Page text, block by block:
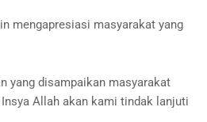
mengapresiasi masyarakat yang
yang disampaikan masyarakat
Allah akan kami tindak lanjuti